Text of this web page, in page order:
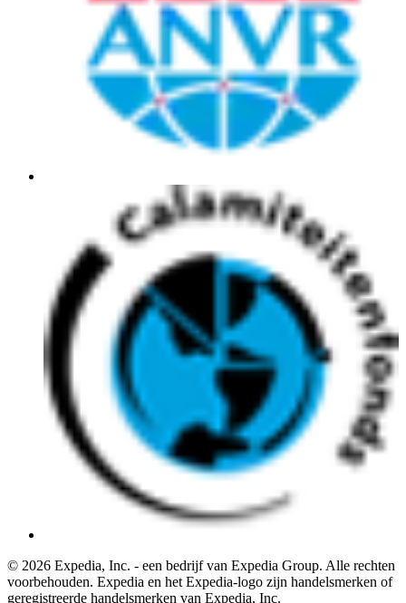
© 2026 Expedia, Inc. - een bedrijf van Expedia Group. Alle rechten
voorbehouden. Expedia en het Expedia-logo zijn handelsmerken of
geregistreerde handelsmerken van Expedia, Inc.